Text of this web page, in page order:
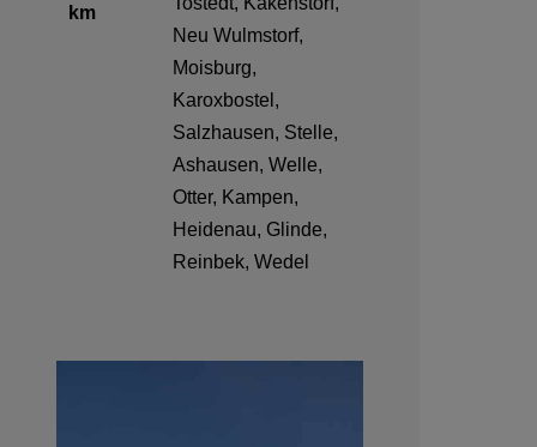
km
Neu Wulmstorf,
Moisburg,
Karoxbostel,
Salzhausen, Stelle,
Ashausen, Welle,
Otter, Kampen,
Heidenau, Glinde,
Reinbek, Wedel